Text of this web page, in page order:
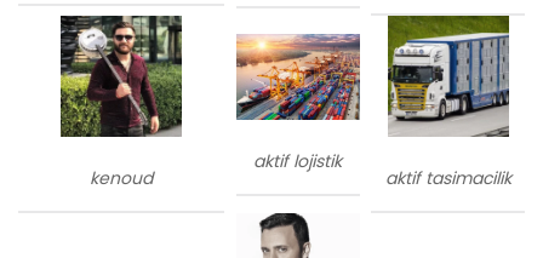
kenoud
aktif lojistik
aktif tasimacilik